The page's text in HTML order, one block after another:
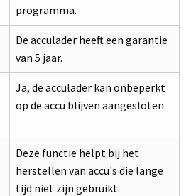
programma.
De acculader heeft een garantie
van 5 jaar.
Ja, de acculader kan onbeperkt
op de accu blijven aangesloten.
Deze functie helpt bij het
herstellen van accu's die lange
tijd niet zijn gebruikt.